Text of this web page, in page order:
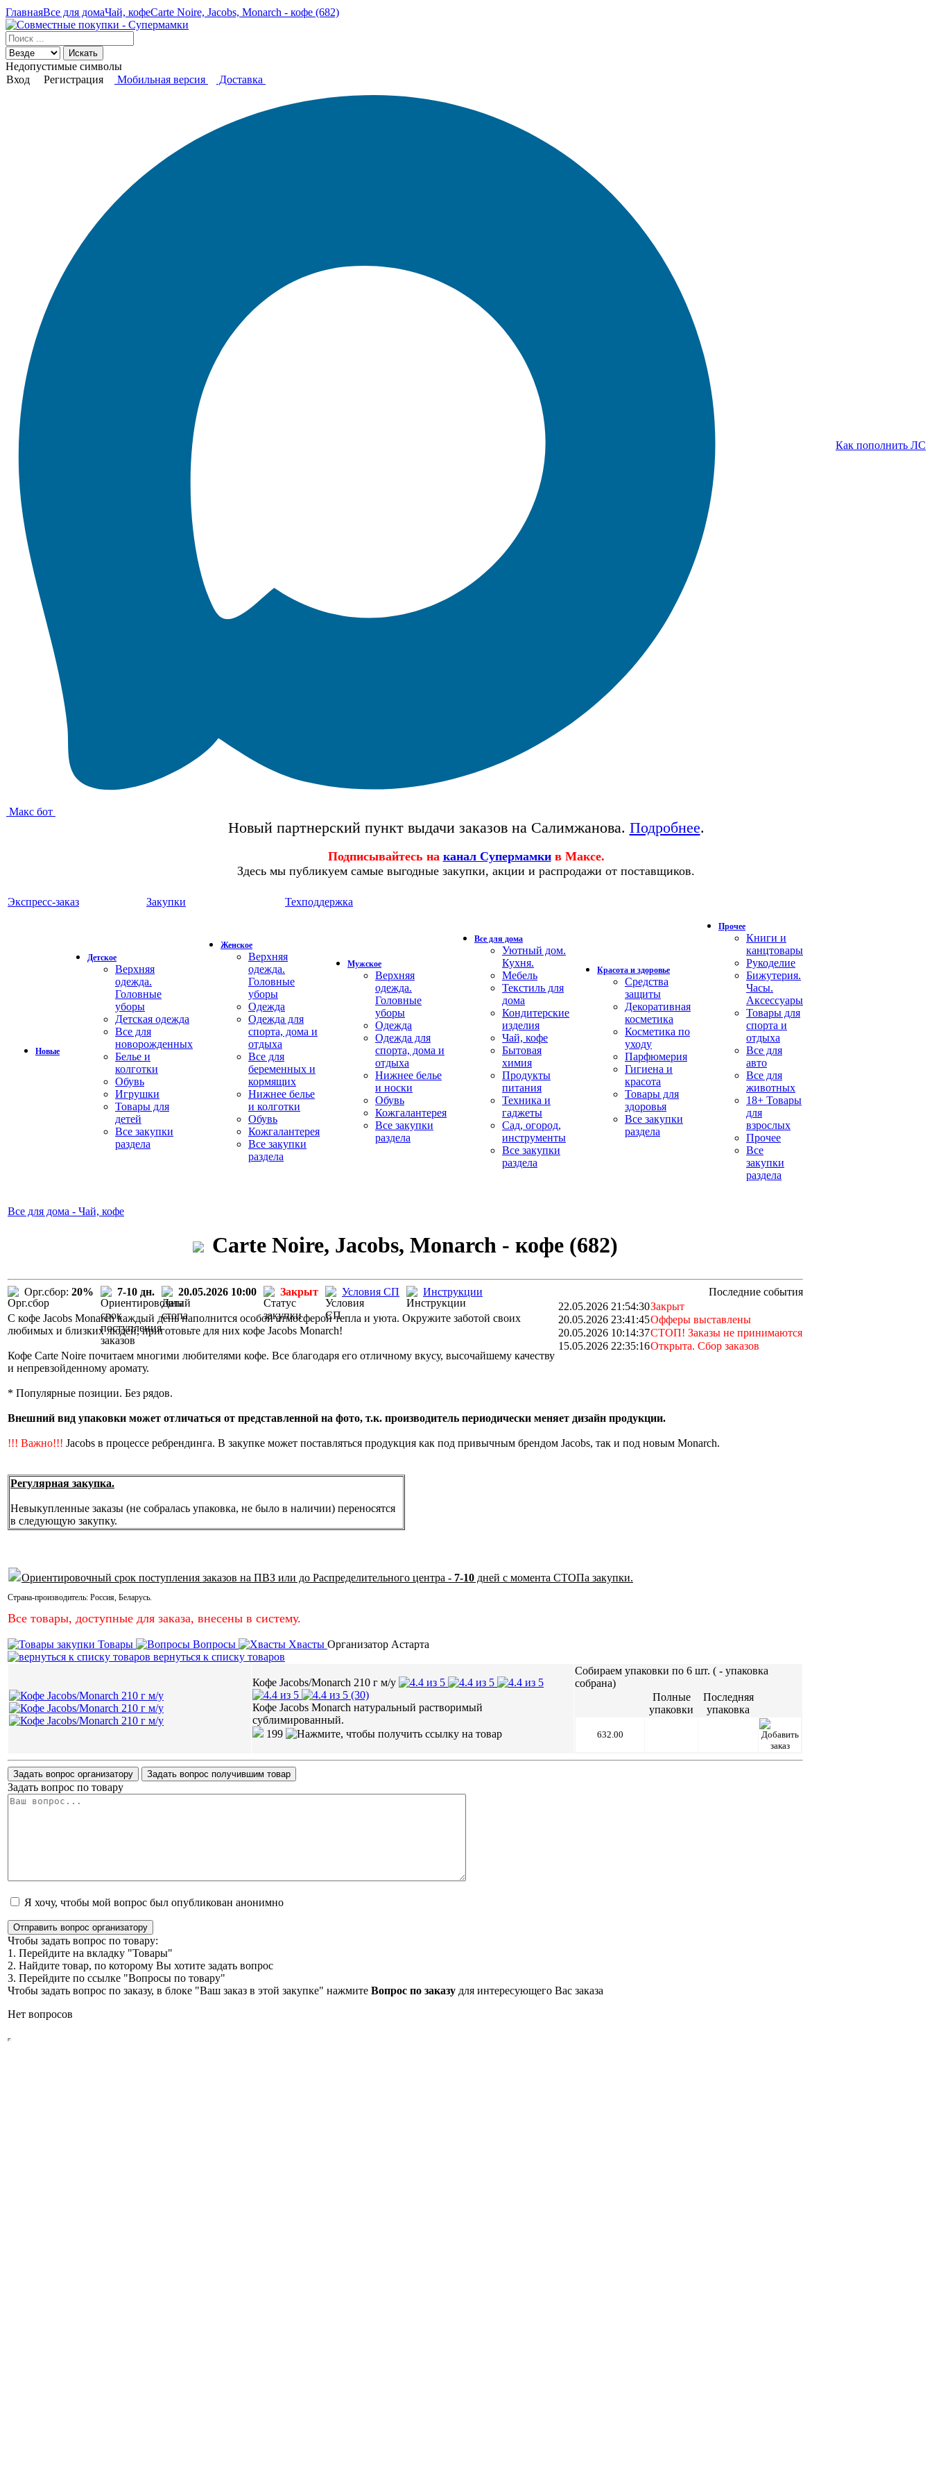
ГлавнаяВсе для домаЧай, кофеCarte Noire, Jacobs, Monarch - кофе (682)
Искать
Недопустимые символы
Вход
Регистрация Мобильная версия Доставка
Макс бот
Как пополнить ЛС
Новый партнерский пункт выдачи заказов на Салимжанова. Подробнее.
Подписывайтесь на канал Супермамки в Максе.
Здесь мы публикуем самые выгодные закупки, акции и распродажи от поставщиков.
Экспресс-заказ Закупки Техподдержка
Новые
Детское
Верхняя
одежда.
Головные
уборы
Детская одежда
Все для
новорожденных
Белье и
колготки
Обувь
Игрушки
Товары для
детей
Все закупки
раздела
Женское
Верхняя
одежда.
Головные
уборы
Одежда
Одежда для
спорта, дома и
отдыха
Все для
беременных и
кормящих
Нижнее белье
и колготки
Обувь
Кожгалантерея
Все закупки
раздела
Мужское
Верхняя
одежда.
Головные
уборы
Одежда
Одежда для
спорта, дома и
отдыха
Нижнее белье
и носки
Обувь
Кожгалантерея
Все закупки
раздела
Все для дома
Уютный дом.
Кухня.
Мебель
Текстиль для
дома
Кондитерские
изделия
Чай, кофе
Бытовая
химия
Продукты
питания
Техника и
гаджеты
Сад, огород,
инструменты
Все закупки
раздела
Красота и здоровье
Средства
защиты
Декоративная
косметика
Косметика по
уходу
Парфюмерия
Гигиена и
красота
Товары для
здоровья
Все закупки
раздела
Прочее
Книги и
канцтовары
Рукоделие
Бижутерия.
Часы.
Аксессуары
Товары для
спорта и
отдыха
Все для
авто
Все для
животных
18+ Товары
для
взрослых
Прочее
Все
закупки
раздела
Все для дома - Чай, кофе
Carte Noire, Jacobs, Monarch - кофе (682)
Орг.сбор: 20% 7-10 дн. 20.05.2026 10:00 Закрыт Условия СП Инструкции
Последние события
22.05.2026 21:54:30Закрыт
20.05.2026 23:41:45Офферы выставлены
20.05.2026 10:14:37СТОП! Заказы не принимаются
15.05.2026 22:35:16Открыта. Сбор заказов
С кофе Jacobs Monarch каждый день наполнится особой атмосферой тепла и уюта. Окружите заботой своих
любимых и близких людей, приготовьте для них кофе Jacobs Monarch!
Кофе Carte Noire почитаем многими любителями кофе. Все благодаря его отличному вкусу, высочайшему качеству
и непревзойденному аромату.
* Популярные позиции. Без рядов.
Внешний вид упаковки может отличаться от представленной на фото, т.к. производитель периодически меняет дизайн продукции.
!!! Важно!!! Jacobs в процессе ребрендинга. В закупке может поставляться продукция как под привычным брендом Jacobs, так и под новым Monarch.
Регулярная закупка.
Невыкупленные заказы (не собралась упаковка, не было в наличии) переносятся
в следующую закупку.
Ориентировочный срок поступления заказов на ПВЗ или до Распределительного центра - 7-10 дней с момента СТОПа закупки.
Страна-производитель: Россия, Беларусь.
Все товары, доступные для заказа, внесены в систему.
Товары Вопросы Хвасты Организатор Астарта
вернуться к списку товаров
Кофе Jacobs/Monarch 210 г м/у
(30)
Кофе Jacobs Monarch натуральный растворимый
сублимированный.
199
Собираем упаковки по 6 шт. ( - упаковка
собрана)
Полные
упаковки
Последняя
упаковка
632.00
Задать вопрос организатору Задать вопрос получившим товар
Задать вопрос по товару
Я хочу, чтобы мой вопрос был опубликован анонимно
Отправить вопрос организатору
Чтобы задать вопрос по товару:
1. Перейдите на вкладку "Товары"
2. Найдите товар, по которому Вы хотите задать вопрос
3. Перейдите по ссылке "Вопросы по товару"
Чтобы задать вопрос по заказу, в блоке "Ваш заказ в этой закупке" нажмите Вопрос по заказу для интересующего Вас заказа
Нет вопросов